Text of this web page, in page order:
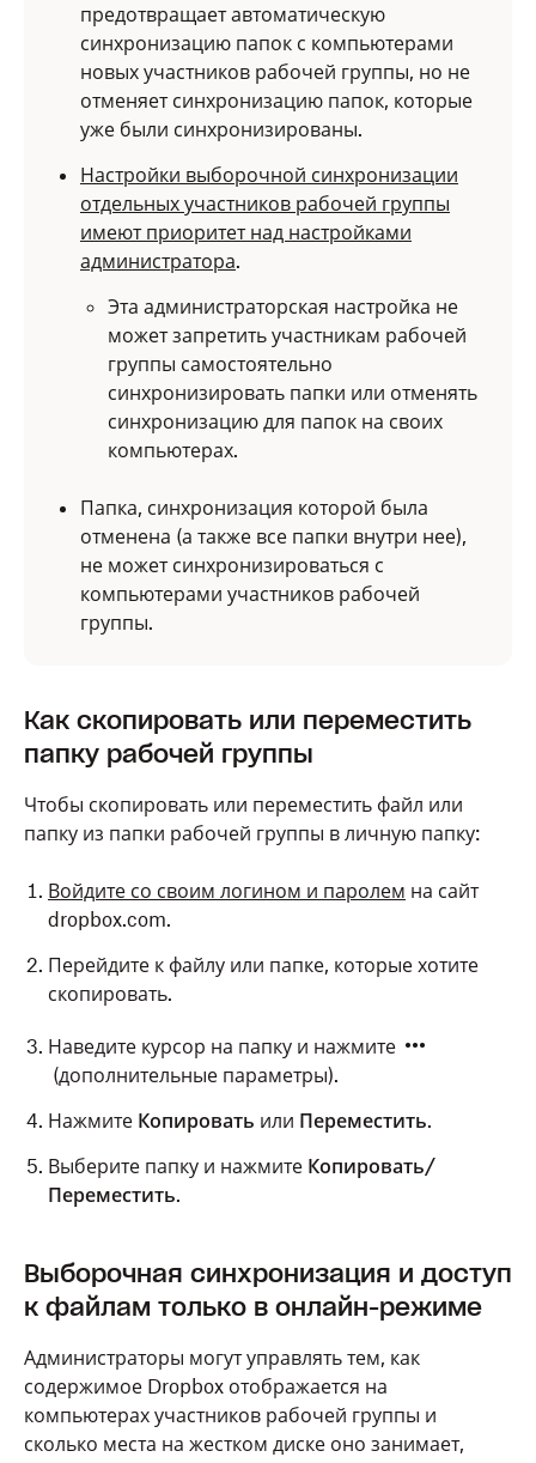
предотвращает автоматическую
синхронизацию папок с компьютерами
новых участников рабочей группы, но не
отменяет синхронизацию папок, которые
уже были синхронизированы.
Настройки выборочной синхронизации
отдельных участников рабочей группы
имеют приоритет над настройками
администратора.
Эта администраторская настройка не
может запретить участникам рабочей
группы самостоятельно
синхронизировать папки или отменять
синхронизацию для папок на своих
компьютерах.
Папка, синхронизация которой была
отменена (а также все папки внутри нее),
не может синхронизироваться с
компьютерами участников рабочей
группы.
Как скопировать или переместить
папку рабочей группы
Чтобы скопировать или переместить файл или
папку из папки рабочей группы в личную папку:
Войдите со своим логином и паролем на сайт
dropbox.com.
Перейдите к файлу или папке, которые хотите
скопировать.
Наведите курсор на папку и нажмите
(дополнительные параметры).
Нажмите Копировать или Переместить.
Выберите папку и нажмите Копировать/
Переместить.
Выборочная синхронизация и доступ
к файлам только в онлайн-режиме
Администраторы могут управлять тем, как
содержимое Dropbox отображается на
компьютерах участников рабочей группы и
сколько места на жестком диске оно занимает,